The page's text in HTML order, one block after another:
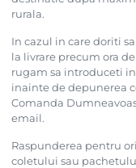
rurala.
In cazul in care doriti
la livrare precum ora
rugam sa introduceti
inainte de depunerea
Comanda
email.
Raspunderea pentru
coletului sau